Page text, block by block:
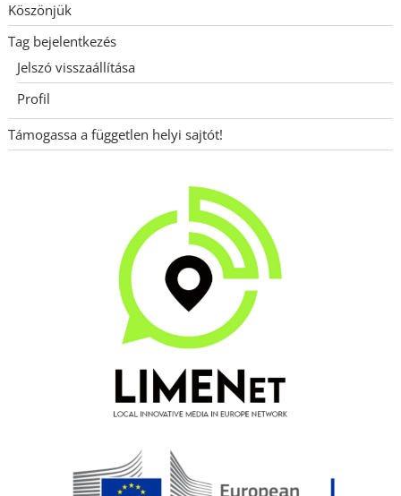
Köszönjük
Tag bejelentkezés
Jelszó visszaállítása
Profil
Támogassa a független helyi sajtót!